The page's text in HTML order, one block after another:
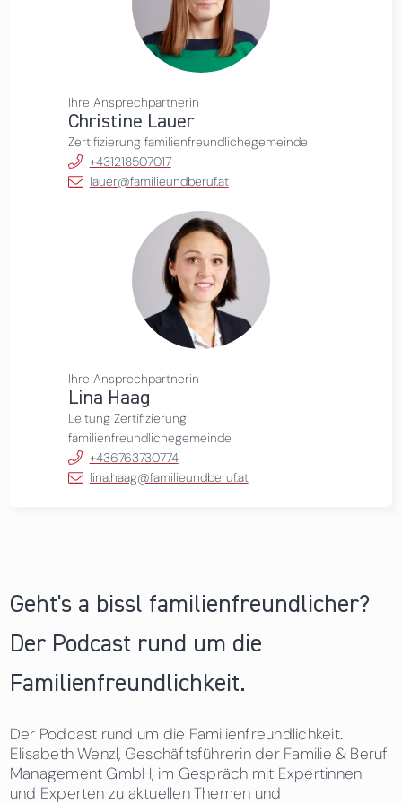
Ihre Ansprechpartnerin
Christine Lauer
Zertifizierung familienfreundlichegemeinde
+431218507017
lauer@familieundberuf.at
Ihre Ansprechpartnerin
Lina Haag
Leitung Zertifizierung
familienfreundlichegemeinde
+436763730774
lina.haag@familieundberuf.at
Geht's a bissl familienfreundlicher?
Der Podcast rund um die
Familienfreundlichkeit.
Der Podcast rund um die Familienfreundlichkeit.
Elisabeth Wenzl, Geschäftsführerin der Familie & Beruf
Management GmbH, im Gespräch mit Expertinnen
und Experten zu aktuellen Themen und